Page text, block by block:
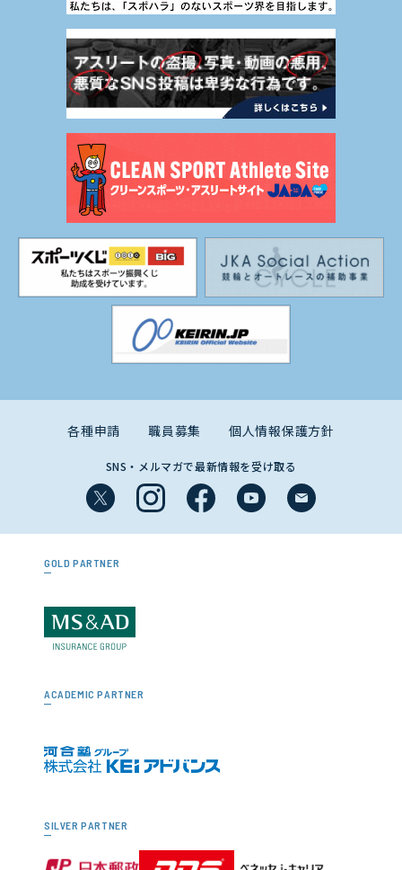
各種申請 職員募集 個人情報保護方針
SNS・メルマガで最新情報を受け取る
GOLD PARTNER
ACADEMIC PARTNER
SILVER PARTNER